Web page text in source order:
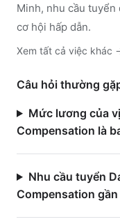
Minh, nhu cầu
cơ hội hấp dẫn.
Xem tất cả việc khác
Câu hỏi thường
Mức lương của
Compensation là
Nhu cầu tuyển
Compensation